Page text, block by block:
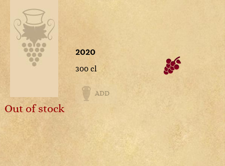
Out of stock
2020
300 cl
ADD